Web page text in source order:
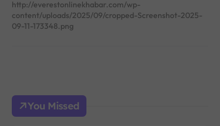
http://everestonlinekhabar.com/wp-
content/uploads/2025/09/cropped-Screenshot-2025-
09-11-173348.png
You Missed